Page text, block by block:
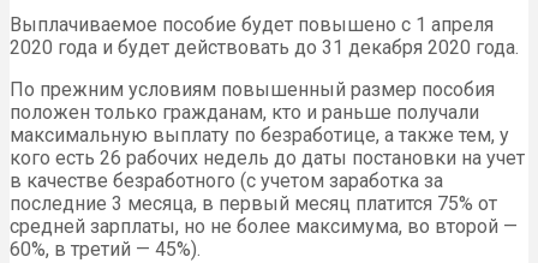
Выплачиваемое пособие будет повышено с 1 апреля
2020 года и будет действовать до 31 декабря 2020 года.
По прежним условиям повышенный размер пособия
положен только гражданам, кто и раньше получали
максимальную выплату по безработице, а также тем, у
кого есть 26 рабочих недель до даты постановки на учет
в качестве безработного (с учетом заработка за
последние 3 месяца, в первый месяц платится 75% от
средней зарплаты, но не более максимума, во второй —
60%, в третий — 45%).